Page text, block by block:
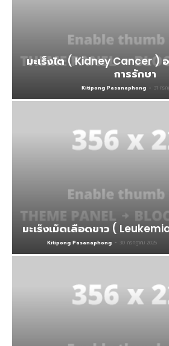
มะเร็งไต ( Kidney Cancer )
การรักษา
Kitipong Pasanaphong - 31 กร
มะเร็งเม็ดเลือดขาว (
Kitipong Pasanaphong - 30 กรกฎาคม 2025